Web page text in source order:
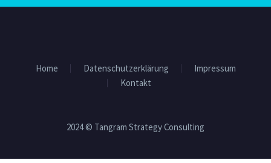
Home Datenschutzerklärung
Impressum
Kontakt
2024 © Tangram Strategy Consulting